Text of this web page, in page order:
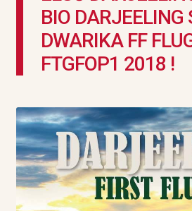
BIO DARJEELING
DWARIKA FF
FTGFOP1 2018 !